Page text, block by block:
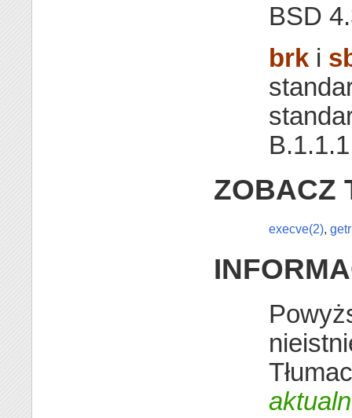
BSD
brki
ZOBACZ
execve(2),